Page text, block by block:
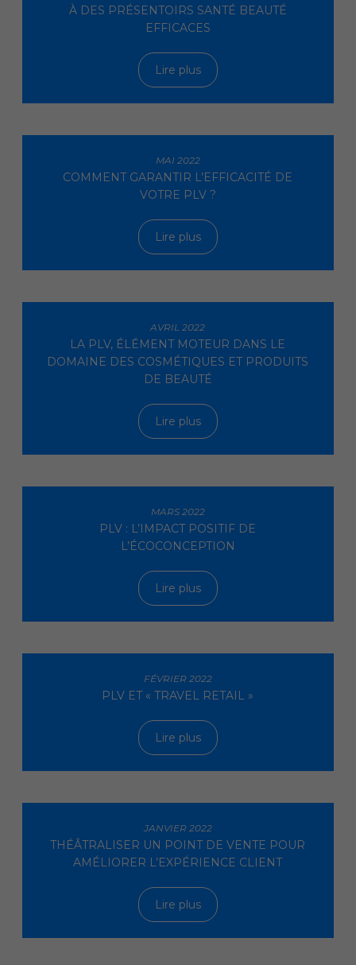
À DES PRÉSENTOIRS SANTÉ BEAUTÉ
EFFICACES
Lire plus
MAI 2022
COMMENT GARANTIR L’EFFICACITÉ DE
VOTRE PLV ?
Lire plus
AVRIL 2022
LA PLV, ÉLÉMENT MOTEUR DANS LE
DOMAINE DES COSMÉTIQUES ET PRODUITS
DE BEAUTÉ
Lire plus
MARS 2022
PLV : L’IMPACT POSITIF DE
L’ÉCOCONCEPTION
Lire plus
FÉVRIER 2022
PLV ET « TRAVEL RETAIL »
Lire plus
JANVIER 2022
THÉÂTRALISER UN POINT DE VENTE POUR
AMÉLIORER L’EXPÉRIENCE CLIENT
Lire plus